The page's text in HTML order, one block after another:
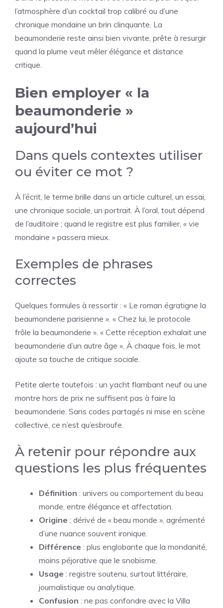
l’atmosphère d’un cocktail trop calibré ou d’une
chronique mondaine un brin clinquante. La
beaumonderie reste ainsi bien vivante, prête à resurgir
quand la plume veut mêler élégance et distance
critique.
Bien employer « la
beaumonderie »
aujourd’hui
Dans quels contextes utiliser
ou éviter ce mot ?
À l’écrit, le terme brille dans un article culturel, un essai,
une chronique sociale, un portrait. À l’oral, tout dépend
de l’auditoire ; quand le registre est plus familier, « vie
mondaine » passera mieux.
Exemples de phrases
correctes
Quelques formules à ressortir : « Le roman égratigne la
beaumonderie parisienne ». « Chez lui, le protocole
frôle la beaumonderie ». « Cette réception exhalait une
beaumonderie d’un autre âge ». À chaque fois, le mot
ajoute sa touche de critique sociale.
Petite alerte toutefois : un yacht flambant neuf ou une
montre hors de prix ne suffisent pas à faire la
beaumonderie. Sans codes partagés ni mise en scène
collective, ce n’est qu’esbroufe.
À retenir pour répondre aux
questions les plus fréquentes
Définition : univers ou comportement du beau
monde, entre élégance et affectation.
Origine : dérivé de « beau monde », agrémenté
d’une nuance souvent ironique.
Différence : plus englobante que la mondanité,
moins péjorative que le snobisme.
Usage : registre soutenu, surtout littéraire,
journalistique ou analytique.
Confusion : ne pas confondre avec la Villa